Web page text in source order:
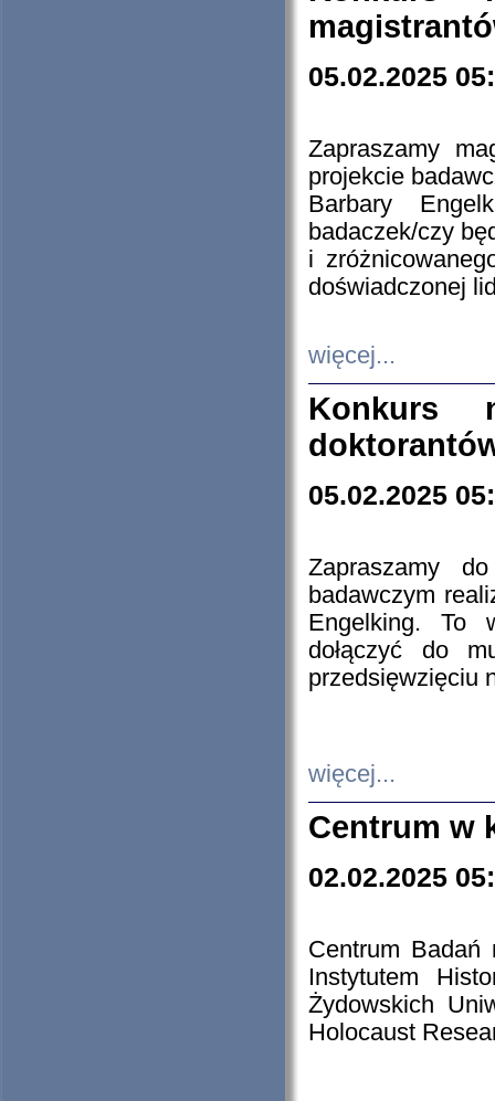
05.02.2025
Zapraszamy
projekcie
Barbary
badaczek/czy
i
doświadczonej
więcej...
Konkurs
05.02.2025
Zapraszamy
badawczym
Engelking. To
dołączyć do
przedsięwzięciu
więcej...
Centrum w
02.02.2025
Centrum Badań
Instytutem
Żydowskich
Holocaust